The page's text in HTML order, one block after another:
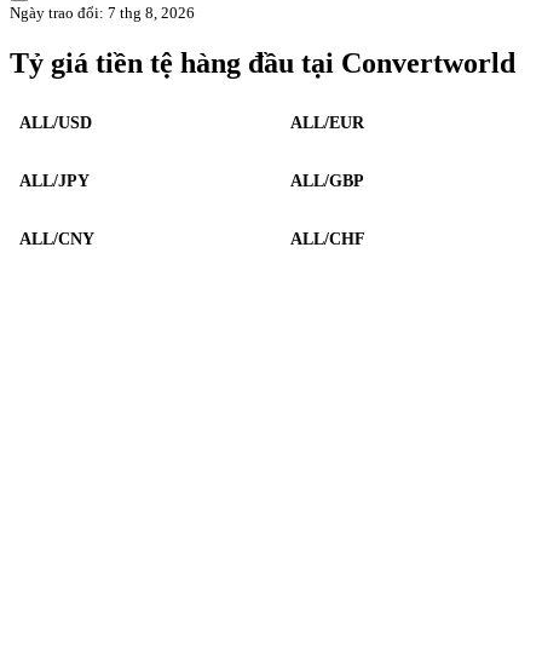
Ngày trao đổi: 7 thg 8, 2026
Tỷ giá tiền tệ hàng đầu tại Convertworld
ALL/USD ALL/EUR
ALL/JPY ALL/GBP
ALL/CNY ALL/CHF